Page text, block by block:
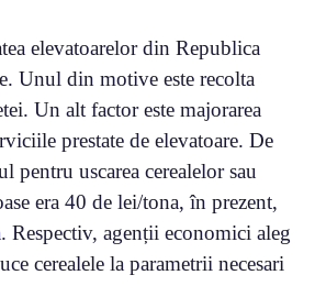
elevatoarelor din Republica
Unul din motive este recolta
Un alt factor este majorarea
prestate de elevatoare. De
pentru uscarea cerealelor sau
era 40 de lei/tona, în prezent,
Respectiv, agenții economici aleg
cerealele la parametrii necesari